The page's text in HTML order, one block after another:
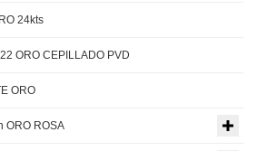
24kts
ORO CEPILLADO PVD
ORO
ORO ROSA